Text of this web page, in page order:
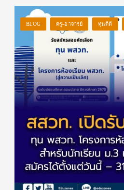
BLOG ครู-อาจารย์ ทุนดีดี